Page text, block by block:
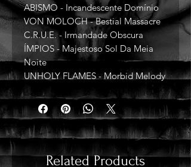
ABISMO - Incandescente Domínio
VON MOLOCH - Bestial Massacre
C.R.U.E. - Irmandade Obscura
ÍMPIOS - Majestoso Sol Da Meia
Noite
UNHOLY FLAMES - Morbid Melody
Related Products